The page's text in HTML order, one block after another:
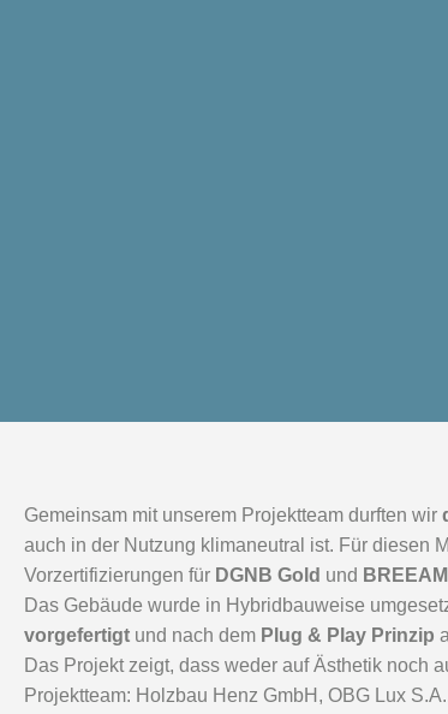
Gemeinsam mit unserem Projektteam durften wir
auch in der Nutzung klimaneutral ist. Für diesen
Vorzertifizierungen für DGNB Gold und
Das Gebäude wurde in Hybridbauweise
vorgefertigt und nach dem Plug & Play Prinzip
Das Projekt zeigt, dass weder auf Ästhetik noch
Projektteam: Holzbau Henz GmbH, OBG Lux